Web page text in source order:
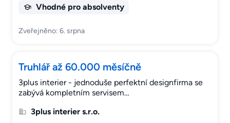
Vhodné pro absolventy
Zveřejněno: 6. srpna
Truhlář až 60.000 měsíčně
3plus interier - jednoduše perfektní designfirma se
zabývá kompletním servisem…
3plus interier s.r.o.